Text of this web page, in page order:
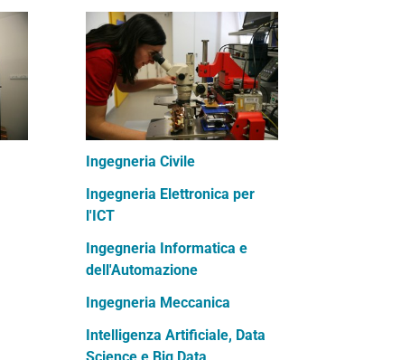
Ingegneria Civile
Ingegneria Elettronica per
l'ICT
Ingegneria Informatica e
dell'Automazione
Ingegneria Meccanica
Intelligenza Artificiale, Data